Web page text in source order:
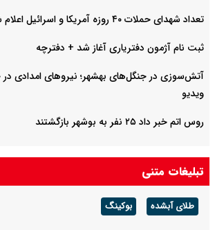
تعداد شهدای حملات ۴۰ روزه آمریکا و اسرائیل اعلام شد
ثبت نام آژمون دفتریاری آغاز شد + دفترچه
آتش‌سوزی در جنگل‌های بهشهر؛ نیرو‌های امدادی در
ویدیو
روس اتم خبر داد ۲۵ نفر به بوشهر بازگشتند
تبلیغات متنی
طلای آبشده بوکینگ